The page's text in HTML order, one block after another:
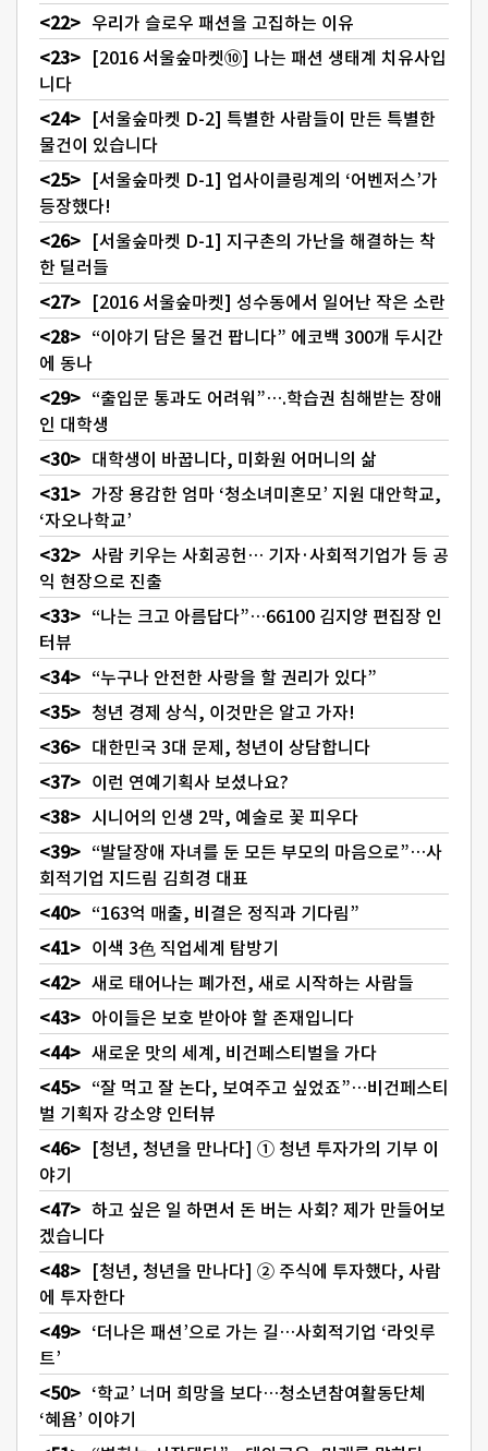
우리가 슬로우 패션을 고집하는 이유
[2016 서울숲마켓⑩] 나는 패션 생태계 치유사입
니다
[서울숲마켓 D-2] 특별한 사람들이 만든 특별한
물건이 있습니다
[서울숲마켓 D-1] 업사이클링계의 ‘어벤저스’가
등장했다!
[서울숲마켓 D-1] 지구촌의 가난을 해결하는 착
한 딜러들
[2016 서울숲마켓] 성수동에서 일어난 작은 소란
“이야기 담은 물건 팝니다” 에코백 300개 두시간
에 동나
“출입문 통과도 어려워”….학습권 침해받는 장애
인 대학생
대학생이 바꿉니다, 미화원 어머니의 삶
가장 용감한 엄마 ‘청소녀미혼모’ 지원 대안학교,
‘자오나학교’
사람 키우는 사회공헌… 기자·사회적기업가 등 공
익 현장으로 진출
“나는 크고 아름답다”…66100 김지양 편집장 인
터뷰
“누구나 안전한 사랑을 할 권리가 있다”
청년 경제 상식, 이것만은 알고 가자!
대한민국 3대 문제, 청년이 상담합니다
이런 연예기획사 보셨나요?
시니어의 인생 2막, 예술로 꽃 피우다
“발달장애 자녀를 둔 모든 부모의 마음으로”…사
회적기업 지드림 김희경 대표
“163억 매출, 비결은 정직과 기다림”
이색 3色 직업세계 탐방기
새로 태어나는 폐가전, 새로 시작하는 사람들
아이들은 보호 받아야 할 존재입니다
새로운 맛의 세계, 비건페스티벌을 가다
“잘 먹고 잘 논다, 보여주고 싶었죠”…비건페스티
벌 기획자 강소양 인터뷰
[청년, 청년을 만나다] ① 청년 투자가의 기부 이
야기
하고 싶은 일 하면서 돈 버는 사회? 제가 만들어보
겠습니다
[청년, 청년을 만나다] ② 주식에 투자했다, 사람
에 투자한다
‘더나은 패션’으로 가는 길…사회적기업 ‘라잇루
트’
‘학교’ 너머 희망을 보다…청소년참여활동단체
‘혜욤’ 이야기